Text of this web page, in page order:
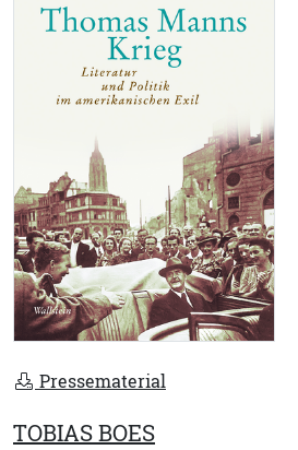
Pressematerial
TOBIAS BOES